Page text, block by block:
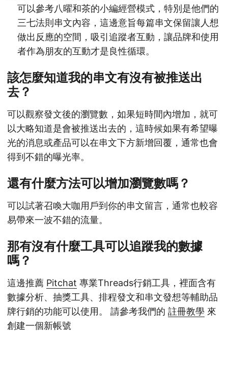
可以參考八曜和茶的小編經營模式，特別是他們的
三七法則串文內容，這邊意旨每篇串文保留讓人想
做出反應的空間，吸引追蹤者互動，讓品牌和使用
者作為朋友的互動才是良性循環。
該怎麼知道我的串文有沒有被推送出
去？
可以觀察發文後的瀏覽數，如果短時間內增加，就可
以大略知道是會被推送出去的，這時候如果有希望曝
光的消息或產品可以在串文下方新增回覆，通常也會
得到不錯的曝光率。
還有什麼方法可以增加瀏覽數嗎？
可以試著召喚大咖用戶到你的串文留言，通常也較容
易帶來一波不錯的流量。
那有沒有什麼工具可以追蹤我的數據
嗎？
這邊推薦 Pitchat 專業Threads行銷工具，裡面含有
數據分析、抽獎工具、排程發文和串文發想等輔助品
牌行銷的功能可以使用。 請參考我們的 註冊教學 來
創建一個新帳號